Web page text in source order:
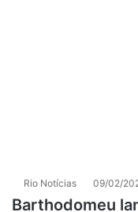
Rio Notícias 09/02/
Barthodomeu